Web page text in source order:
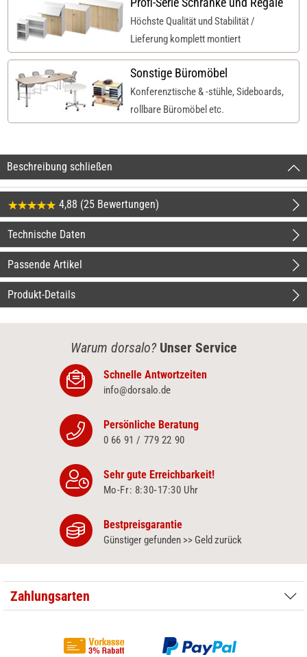
Höchste Qualität und Stabilität /
Lieferung komplett montiert
Sonstige Büromöbel
Konferenztische & -stühle, Sideboards,
rollbare Büromöbel etc.
Beschreibung schließen
4,88 (25 Bewertungen)
Technische Daten
Passende Artikel
Produkt-Details
Warum dorsalo? Unser Service
Schnelle Antwortzeiten
info@dorsalo.de
Persönliche Beratung
0 66 91 / 779 22 90
Sehr gute Erreichbarkeit!
Mo-Fr: 8:30‑17:30 Uhr
Bestpreisgarantie
Günstiger gefunden >> Geld zurück
Zahlungsarten